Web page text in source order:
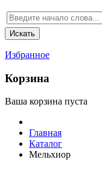
Избранное
Корзина
Ваша корзина пуста
Главная
Каталог
Мельхиор